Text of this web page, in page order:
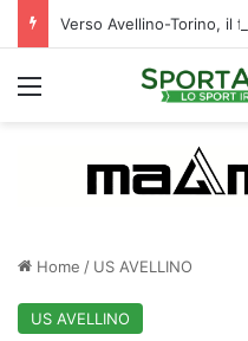
Verso Avellino-Torino, il
Menu
Home / US AVELLINO
US AVELLINO